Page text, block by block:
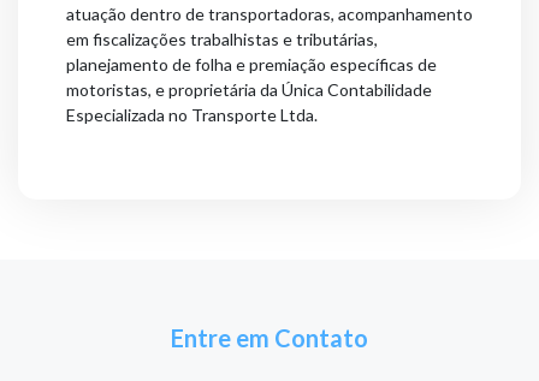
atuação dentro de transportadoras, acompanhamento
em fiscalizações trabalhistas e tributárias,
planejamento de folha e premiação específicas de
motoristas, e proprietária da Única Contabilidade
Especializada no Transporte Ltda.
Entre em Contato